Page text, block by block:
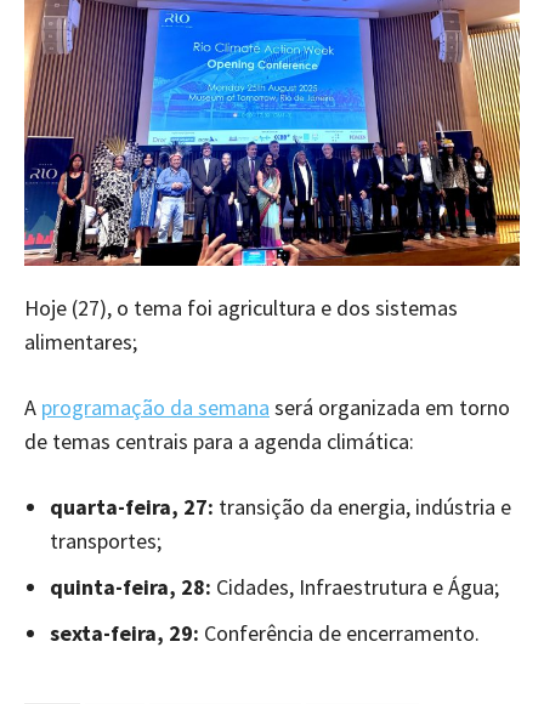
Hoje (27), o tema foi agricultura e dos sistemas
alimentares;
A programação da semana será organizada em torno
de temas centrais para a agenda climática:
quarta-feira, 27: transição da energia, indústria e
transportes;
quinta-feira, 28: Cidades, Infraestrutura e Água;
sexta-feira, 29: Conferência de encerramento.